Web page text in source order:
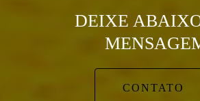
DEIXE
CONTATO